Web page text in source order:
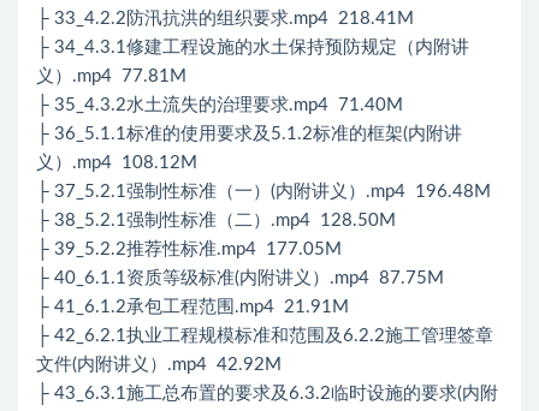
├ 33_4.2.2防汛抗洪的组织要求.mp4 218.41M
├ 34_4.3.1修建工程设施的水土保持预防规定（内附讲
义）.mp4 77.81M
├ 35_4.3.2水土流失的治理要求.mp4 71.40M
├ 36_5.1.1标准的使用要求及5.1.2标准的框架(内附讲
义）.mp4 108.12M
├ 37_5.2.1强制性标准（一）(内附讲义）.mp4 196.48M
├ 38_5.2.1强制性标准（二）.mp4 128.50M
├ 39_5.2.2推荐性标准.mp4 177.05M
├ 40_6.1.1资质等级标准(内附讲义）.mp4 87.75M
├ 41_6.1.2承包工程范围.mp4 21.91M
├ 42_6.2.1执业工程规模标准和范围及6.2.2施工管理签章
文件(内附讲义）.mp4 42.92M
├ 43_6.3.1施工总布置的要求及6.3.2临时设施的要求(内附